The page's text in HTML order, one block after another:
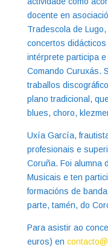
docente en
Tradescola de
concertos
intérprete participa
Comando Curuxás.
traballos
plano tradicional,
blues, choro,
Uxía García,
profesionais e
Coruña. Foi alumna
Musicais e ten
formacións de
parte, tamén, do
Para asistir ao
euros) en